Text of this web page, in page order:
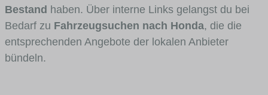
Bestand haben. Über interne Links gelangst du bei
Bedarf zu Fahrzeugsuchen nach Honda, die die
entsprechenden Angebote der lokalen Anbieter
bündeln.